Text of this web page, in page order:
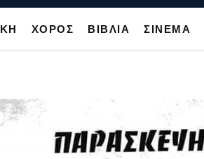
ΧΟΡΟΣ ΒΙΒΛΙΑ ΣΙΝΕΜΑ